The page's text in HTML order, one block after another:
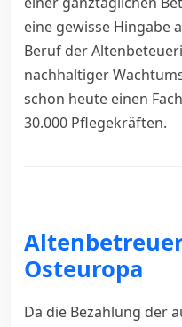
eine gewisse Hingabe
Beruf der
nachhaltiger
schon heute einen
30.000 Pflegekräften.
Osteuropa
Da die Bezahlung der